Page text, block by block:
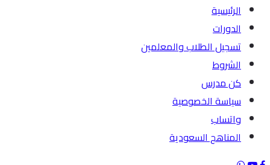
الرئيسية
الدورات
تسجيل الطلاب والمعلمين
الشروط
كن مدرس
سياسة الخصوصية
واتساب
المناهج السعودية